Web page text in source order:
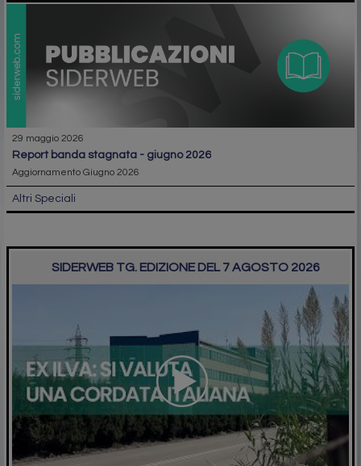
29 maggio 2026
report banda stagnata - giugno 2026
Aggiornamento Giugno 2026
Altri Speciali
SIDERWEB TG. EDIZIONE DEL 7 AGOSTO 2026